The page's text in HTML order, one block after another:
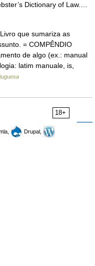
Dictionary of Law.…
que sumariza as
= COMPÊNDIO
de algo (ex.: manual
latim manuale, is,
18+
Drupal,